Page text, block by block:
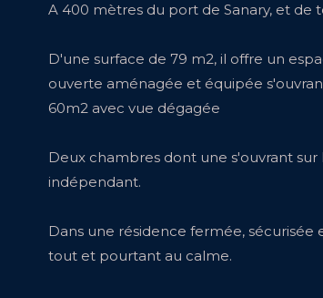
A 400 mètres du port de Sanary, et de
D'une surface de 79 m2, il offre un
ouverte aménagée et équipée
60m2 avec vue dégagée
Deux chambres dont une s'ouvrant sur
indépendant.
Dans une résidence fermée, sécurisée
tout et pourtant au calme.